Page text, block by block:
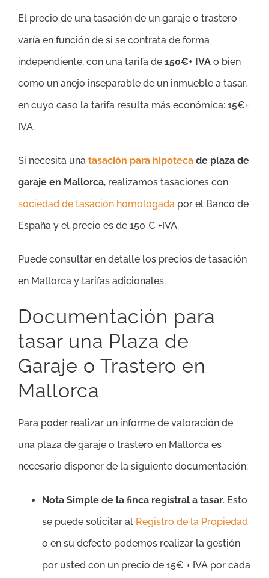
El precio de una tasación de un garaje o trastero
varía en función de si se contrata de forma
independiente, con una tarifa de 150€+ IVA o bien
como un anejo inseparable de un inmueble a tasar,
en cuyo caso la tarifa resulta más económica: 15€+
IVA.
Si necesita una tasación para hipoteca de plaza de
garaje en Mallorca, realizamos tasaciones con
sociedad de tasación homologada por el Banco de
España y el precio es de 150 € +IVA.
Puede consultar en detalle los precios de tasación
en Mallorca y tarifas adicionales.
Documentación para
tasar una Plaza de
Garaje o Trastero en
Mallorca
Para poder realizar un informe de valoración de
una plaza de garaje o trastero en Mallorca es
necesario disponer de la siguiente documentación:
Nota Simple de la finca registral a tasar. Esto
se puede solicitar al Registro de la Propiedad
o en su defecto podemos realizar la gestión
por usted con un precio de 15€ + IVA por cada